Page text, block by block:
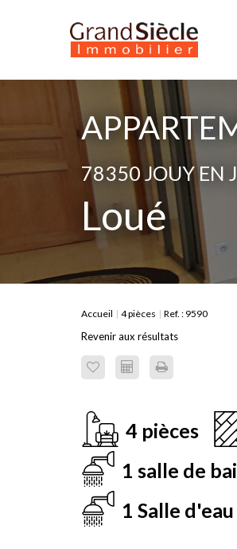
78350 JOUY EN
Loué
Accueil 4 pièces Ref. : 9590
Revenir aux résultats
4 pièces
1 salle de
1 Salle d'eau